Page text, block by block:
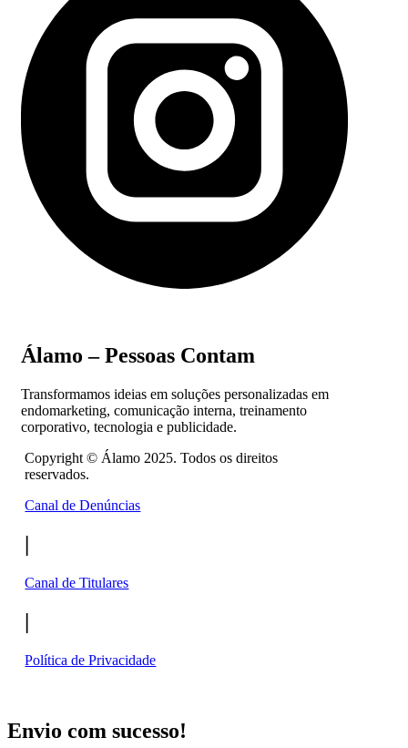
Álamo – Pessoas Contam
Transformamos ideias em soluções personalizadas em
endomarketing, comunicação interna, treinamento
corporativo, tecnologia e publicidade.
Copyright © Álamo 2025. Todos os direitos
reservados.
Canal de Denúncias
|
Canal de Titulares
|
Política de Privacidade
Envio com sucesso!